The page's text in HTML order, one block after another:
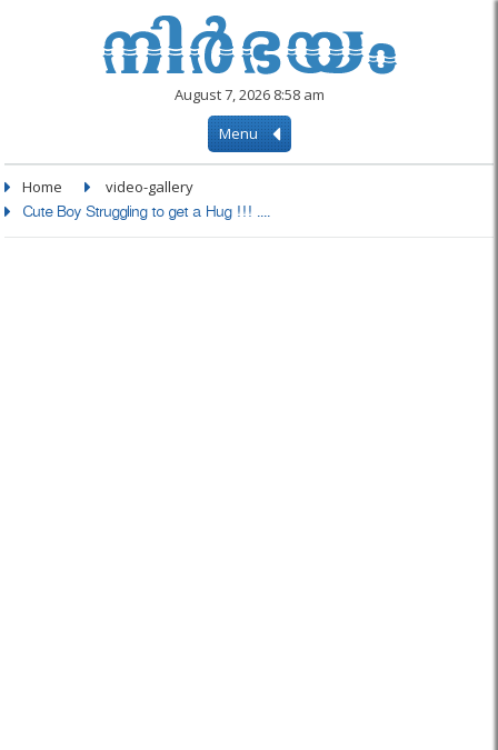
August 7, 2026 8:58 am
Menu
Home video-gallery
Cute Boy Struggling to get a Hug !!! ....